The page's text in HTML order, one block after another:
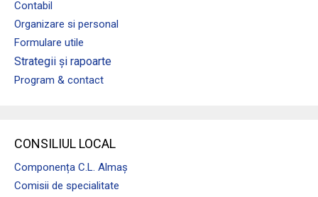
Contabil
Organizare si personal
Formulare utile
Strategii și rapoarte
Program & contact
CONSILIUL LOCAL
Componența C.L. Almaș
Comisii de specialitate